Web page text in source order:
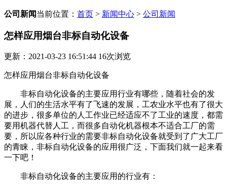
公司新闻当前位置： 首页 > 新闻中心 > 公司新闻
怎样应用烟台非标自动化设备
更新：2021-03-23 16:51:44 16次浏览
怎样应用烟台非标自动化设备
非标自动化设备的主要应用行业有哪些，随着社会的发
展，人们的生活水平有了飞速的发展，工农业水平也有了很大
的进步，很多单位的人工作业已经适应不了工业的速度，都需
要用机器代替人工，而很多自动化机器根本不适合工厂的需
要，所以应各种行业的需要非标自动化设备就受到了广大工厂
的青睐，非标自动化设备的应用很广泛，下面我们就一起来看
一下吧！
非标自动化设备的主要应用的行业有：